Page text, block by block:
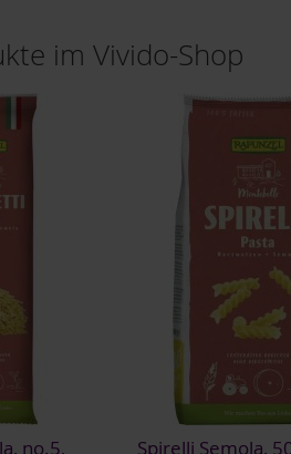
im Vivido-Shop
no.5,
Spirelli Semola,